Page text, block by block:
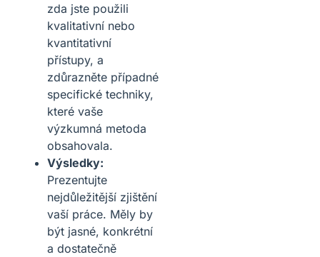
zda jste použili
kvalitativní nebo
kvantitativní
přístupy, a
zdůrazněte případné
specifické techniky,
které vaše
výzkumná metoda
obsahovala.
Výsledky:
Prezentujte
nejdůležitější zjištění
vaší práce. Měly by
být jasné, konkrétní
a dostatečně